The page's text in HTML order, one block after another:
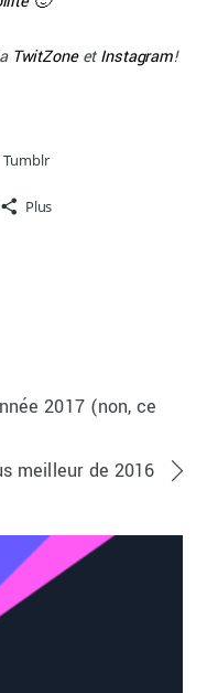
TwitZoneetInstagram!
Tumblr
Plus
2017 (non, ce
meilleur de 2016